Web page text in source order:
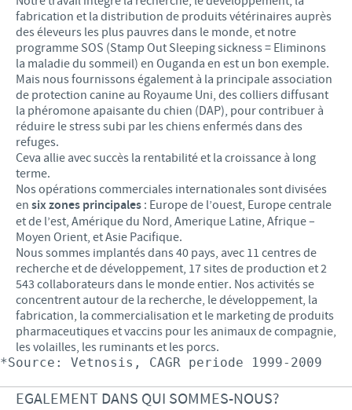
fabrication et la distribution de produits vétérinaires auprès
des éleveurs les plus pauvres dans le monde, et notre
programme SOS (Stamp Out Sleeping sickness = Eliminons
la maladie du sommeil) en Ouganda en est un bon exemple.
Mais nous fournissons également à la principale association
de protection canine au Royaume Uni, des colliers diffusant
la phéromone apaisante du chien (DAP), pour contribuer à
réduire le stress subi par les chiens enfermés dans des
refuges.
Ceva allie avec succès la rentabilité et la croissance à long
terme.
Nos opérations commerciales internationales sont divisées
en six zones principales : Europe de l’ouest, Europe centrale
et de l’est, Amérique du Nord, Amerique Latine, Afrique –
Moyen Orient, et Asie Pacifique.
Nous sommes implantés dans 40 pays, avec 11 centres de
recherche et de développement, 17 sites de production et 2
543 collaborateurs dans le monde entier. Nos activités se
concentrent autour de la recherche, le développement, la
fabrication, la commercialisation et le marketing de produits
pharmaceutiques et vaccins pour les animaux de compagnie,
les volailles, les ruminants et les porcs.
*Source: Vetnosis, CAGR periode 1999-2009
EGALEMENT DANS QUI SOMMES-NOUS?